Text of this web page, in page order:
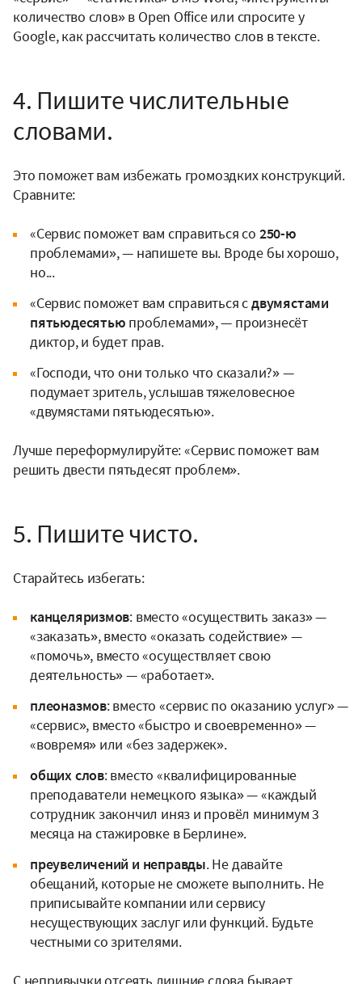
количество слов» в Open Office или спросите у
Google, как рассчитать количество слов в тексте.
4. Пишите числительные
словами.
Это поможет вам избежать громоздких конструкций.
Сравните:
«Сервис поможет вам справиться со 250-ю
проблемами», — напишете вы. Вроде бы хорошо,
но...
«Сервис поможет вам справиться сдвумястами
пятьюдесятью проблемами», — произнесёт
диктор, и будет прав.
«Господи, что они только что сказали?» —
подумает зритель, услышав тяжеловесное
«двумястами пятьюдесятью».
Лучше переформулируйте: «Сервис поможет вам
решить двести пятьдесят проблем».
5. Пишите чисто.
Старайтесь избегать:
канцеляризмов: вместо «осуществить заказ» —
«заказать», вместо «оказать содействие» —
«помочь», вместо «осуществляет свою
деятельность» — «работает».
плеоназмов: вместо «сервис по оказанию услуг» —
«сервис», вместо «быстро и своевременно» —
«вовремя» или «без задержек».
общих слов: вместо «квалифицированные
преподаватели немецкого языка» — «каждый
сотрудник закончил иняз и провёл минимум 3
месяца на стажировке в Берлине».
преувеличений и неправды. Не давайте
обещаний, которые не сможете выполнить. Не
приписывайте компании или сервису
несуществующих заслуг или функций. Будьте
честными со зрителями.